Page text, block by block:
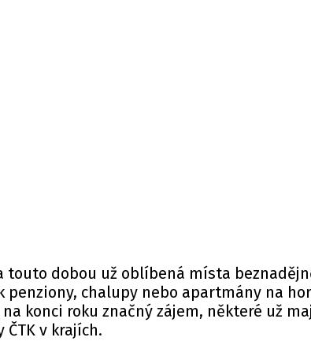
touto dobou už oblíbená místa
penziony, chalupy nebo apartmány na
konci roku značný zájem, některé už
v krajích.